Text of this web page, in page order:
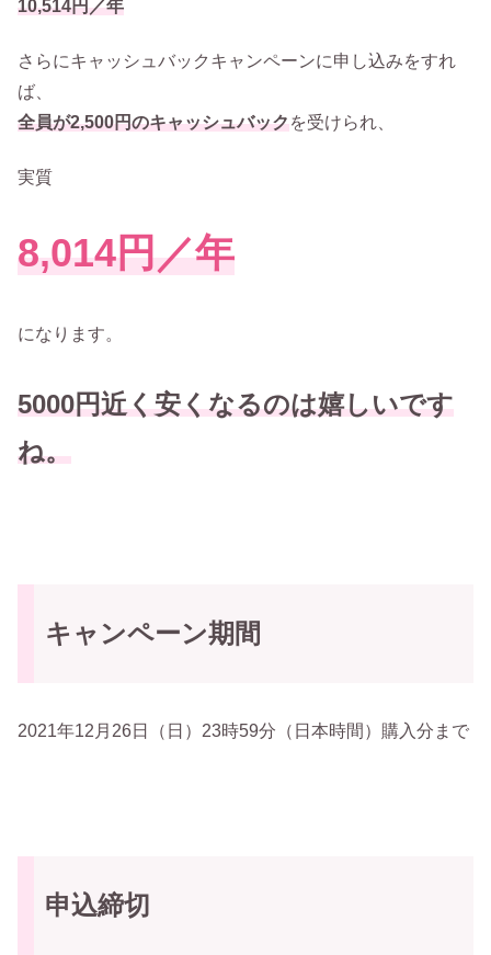
10,514円／年
さらにキャッシュバックキャンペーンに申し込みをすれ
ば、
全員が2,500円のキャッシュバックを受けられ、
実質
8,014円／年
になります。
5000円近く安くなるのは嬉しいです
ね。
キャンペーン期間
2021年12月26日（日）23時59分（日本時間）購入分まで
申込締切